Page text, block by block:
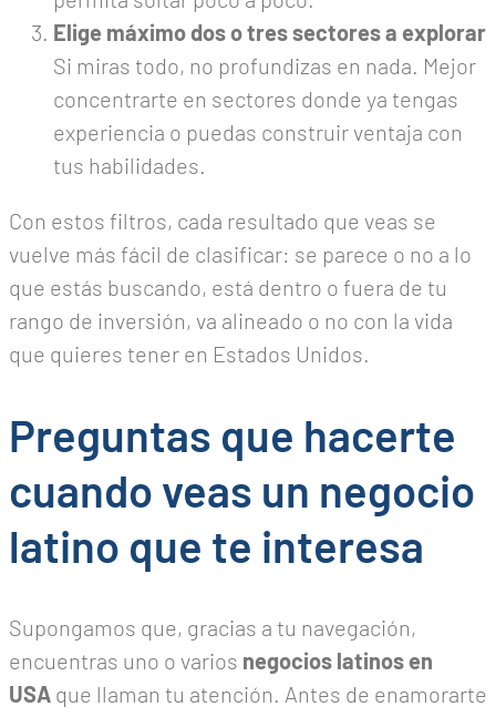
Elige máximo dos o tres sectores a explorar
Si miras todo, no profundizas en nada. Mejor
concentrarte en sectores donde ya tengas
experiencia o puedas construir ventaja con
tus habilidades.
Con estos filtros, cada resultado que veas se
vuelve más fácil de clasificar: se parece o no a lo
que estás buscando, está dentro o fuera de tu
rango de inversión, va alineado o no con la vida
que quieres tener en Estados Unidos.
Preguntas que hacerte
cuando veas un negocio
latino que te interesa
Supongamos que, gracias a tu navegación,
encuentras uno o varios negocios latinos en
USA que llaman tu atención. Antes de enamorarte